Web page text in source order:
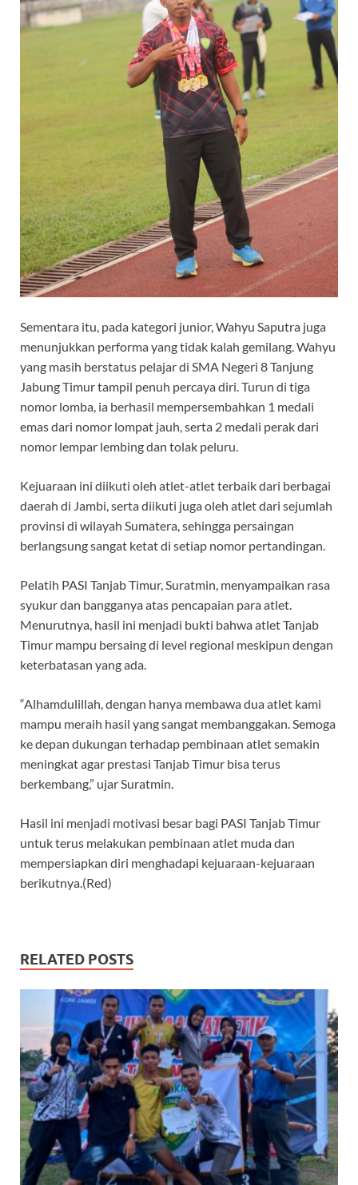
Sementara itu, pada kategori junior, Wahyu Saputra juga
menunjukkan performa yang tidak kalah gemilang. Wahyu
yang masih berstatus pelajar di SMA Negeri 8 Tanjung
Jabung Timur tampil penuh percaya diri. Turun di tiga
nomor lomba, ia berhasil mempersembahkan 1 medali
emas dari nomor lompat jauh, serta 2 medali perak dari
nomor lempar lembing dan tolak peluru.
Kejuaraan ini diikuti oleh atlet-atlet terbaik dari berbagai
daerah di Jambi, serta diikuti juga oleh atlet dari sejumlah
provinsi di wilayah Sumatera, sehingga persaingan
berlangsung sangat ketat di setiap nomor pertandingan.
Pelatih PASI Tanjab Timur, Suratmin, menyampaikan rasa
syukur dan bangganya atas pencapaian para atlet.
Menurutnya, hasil ini menjadi bukti bahwa atlet Tanjab
Timur mampu bersaing di level regional meskipun dengan
keterbatasan yang ada.
“Alhamdulillah, dengan hanya membawa dua atlet kami
mampu meraih hasil yang sangat membanggakan. Semoga
ke depan dukungan terhadap pembinaan atlet semakin
meningkat agar prestasi Tanjab Timur bisa terus
berkembang,” ujar Suratmin.
Hasil ini menjadi motivasi besar bagi PASI Tanjab Timur
untuk terus melakukan pembinaan atlet muda dan
mempersiapkan diri menghadapi kejuaraan-kejuaraan
berikutnya.(Red)
RELATED POSTS